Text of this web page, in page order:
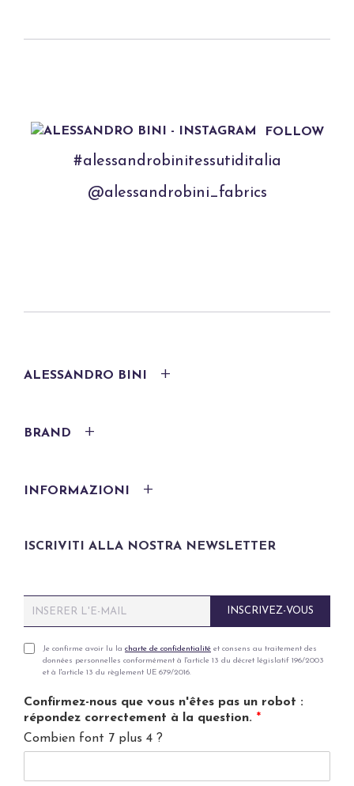
FOLLOW
#alessandrobinitessutiditalia
@alessandrobini_fabrics
ALESSANDRO BINI
BRAND
INFORMAZIONI
ISCRIVITI ALLA NOSTRA NEWSLETTER
m
iP
v
a
y
Je confirme avoir lu la charte de confidentialité et consens au traitement des
données personnelles conformément à l'article 13 du décret législatif 196/2003
et à l'article 13 du règlement UE 679/2016.
Confirmez-nous que vous n'êtes pas un robot :
répondez correctement à la question. *
Combien font 7 plus 4 ?
INSCRIVEZ-VOUS